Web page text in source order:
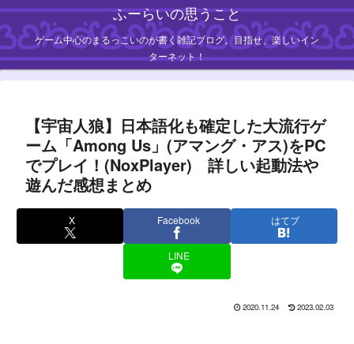
ふーらいの思うこと
ゲーム中心のまるっこいのが書く雑記ブログ。目指せ、楽しいイン
ターネット！
【宇宙人狼】日本語化も確定した大流行ゲ
ーム「Among Us」(アマング・アス)をPC
でプレイ！(NoxPlayer) 詳しい起動法や
遊んだ感想まとめ
X Facebook はてブ
LINE
2020.11.24 2023.02.03